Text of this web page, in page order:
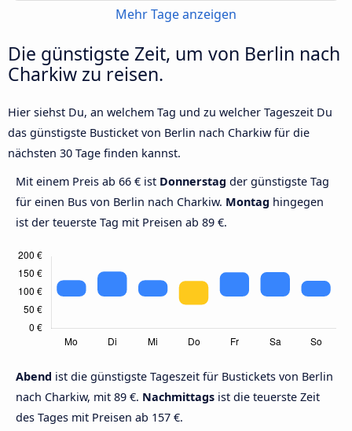
Mehr Tage anzeigen
Die günstigste Zeit, um von Berlin nach
Charkiw zu reisen.
Hier siehst Du, an welchem Tag und zu welcher Tageszeit Du
das günstigste Busticket von Berlin nach Charkiw für die
nächsten 30 Tage finden kannst.
Mit einem Preis ab 66 € ist Donnerstag der günstigste Tag
für einen Bus von Berlin nach Charkiw. Montag hingegen
ist der teuerste Tag mit Preisen ab 89 €.
Abend ist die günstigste Tageszeit für Bustickets von Berlin
nach Charkiw, mit 89 €. Nachmittags ist die teuerste Zeit
des Tages mit Preisen ab 157 €.